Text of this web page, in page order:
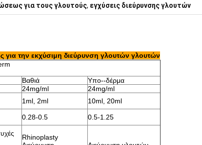
για τους γλουτούς, εγχύσεις διεύρυνσης γλουτών
την εκχύσιμη διεύρυνση γλουτών γλουτών
Βαθιά
Υπο--δέρμα
24mg/ml
24mg/ml
1ml, 2ml
10ml, 20ml
0.28-0.5 0.5-1.25
Rhinoplasty